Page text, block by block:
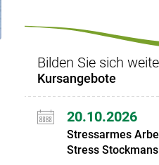
Bilden Sie sich
Kursangebote
20.10.2026
Stressarmes
Stress